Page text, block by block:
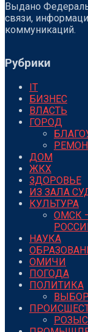
Выдано
связи,
коммуникаций.
Рубрики
IT
БИЗНЕС
ВЛАСТЬ
ГОРОД
ДОМ
ЖКХ
ЗДОРОВЬЕ
ИЗ ЗАЛА
КУЛЬТУРА
ОМСК
НАУКА
ОМИЧИ
ПОГОДА
ПОЛИТИКА